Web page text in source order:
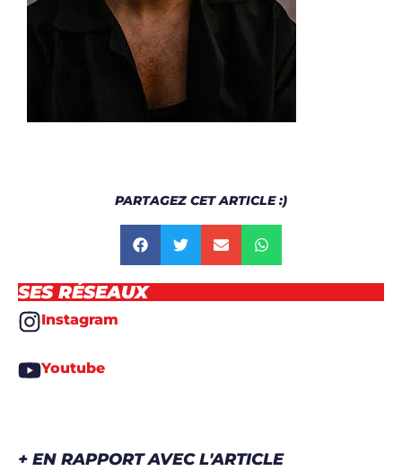
PARTAGEZ CET ARTICLE :)
SES RÉSEAUX
Instagram
Youtube
+ EN RAPPORT AVEC L'ARTICLE